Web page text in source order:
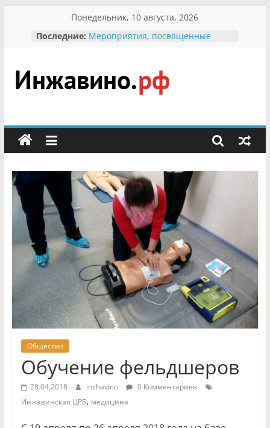
содержимому
Понедельник, 10 августа, 2026
Последние: Мероприятия, посвященные
гражданин Инжавинского округа»
участнице Великой
Отечественной, фронтовичке
Безопасность в сети Интернет
мероприятии «Сохраним
первоцветы!»
В вольере Воронинского
заповедника родились крапчатые
суслики
Инжавино.рф
сельский
портал
Общество
Обучение фельдшеров
28.04.2018 inzhavino
0 Комментариев
Инжавинская ЦРБ, медицина